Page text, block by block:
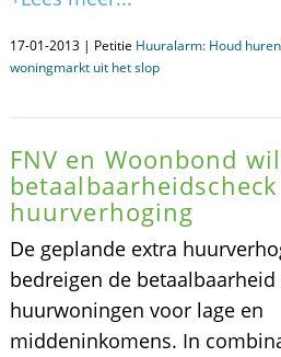
17-01-2013 | Petitie Huuralarm: Houd
woningmarkt uit het slop
FNV en Woonbond
betaalbaarheidscheck
huurverhoging
De geplande extra
bedreigen de betaalbaarheid
huurwoningen voor lage en
middeninkomens. In